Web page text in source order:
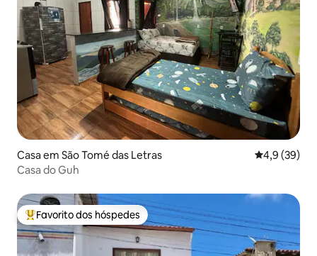
Casa em São Tomé das Letras
4,9 (39)
Casa do Guh
Favoritos dos hóspedes mais apreciados
Favorito dos hóspedes